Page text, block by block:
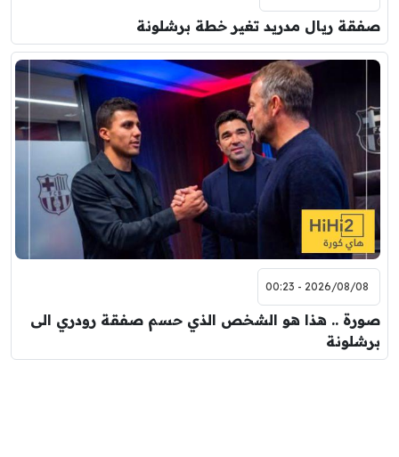
صفقة ريال مدريد تغير خطة برشلونة
2026/08/08 - 00:23
صورة .. هذا هو الشخص الذي حسم صفقة رودري الى
برشلونة